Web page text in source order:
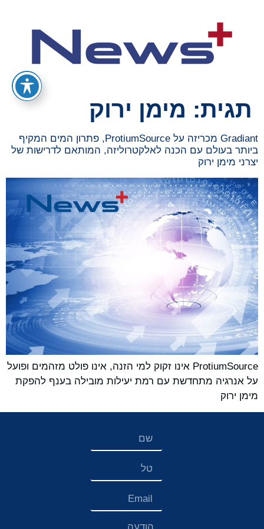
תגית: מימן ירוק
Gradiant מכריזה על ProtiumSource, פתרון המים המקיף
ביותר בעולם עם הכנה לאלקטרוליזה, המותאם לדרישות של
יצרני מימן ירוק
ProtiumSource אינו זקוק למי הזנה, אינו פולט מזהמים ופועל
על אנרגיה מתחדשת עם רמת יעילות מובילה בענף להפקת
מימן ירוק